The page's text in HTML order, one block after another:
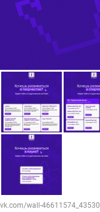
wall-46611574_43530